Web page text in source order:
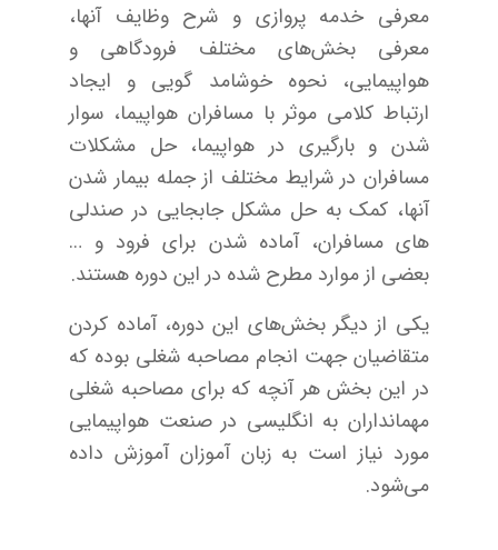
معرفی خدمه پروازی و شرح وظایف آنها،
معرفی بخش‌های مختلف فرودگاهی و
هواپیمایی، نحوه خوشامد گویی و ایجاد
ارتباط کلامی موثر با مسافران هواپیما، سوار
شدن و بارگیری در هواپیما، حل مشکلات
مسافران در شرایط مختلف از جمله بیمار شدن
آنها، کمک به حل مشکل جابجایی در صندلی
های مسافران، آماده شدن برای فرود و …
بعضی از موارد مطرح شده در این دوره هستند.
یکی از دیگر بخش‌های این دوره، آماده کردن
متقاضیان جهت انجام مصاحبه شغلی بوده که
در این بخش هر آنچه که برای مصاحبه شغلی
مهمانداران به انگلیسی در صنعت هواپیمایی
مورد نیاز است به زبان آموزان آموزش داده
می‌شود.